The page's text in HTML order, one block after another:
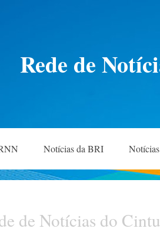
Rede de
Notícias da BRI
de Notícias do